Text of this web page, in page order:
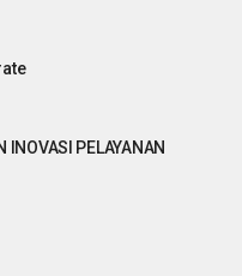
INOVASI PELAYANAN